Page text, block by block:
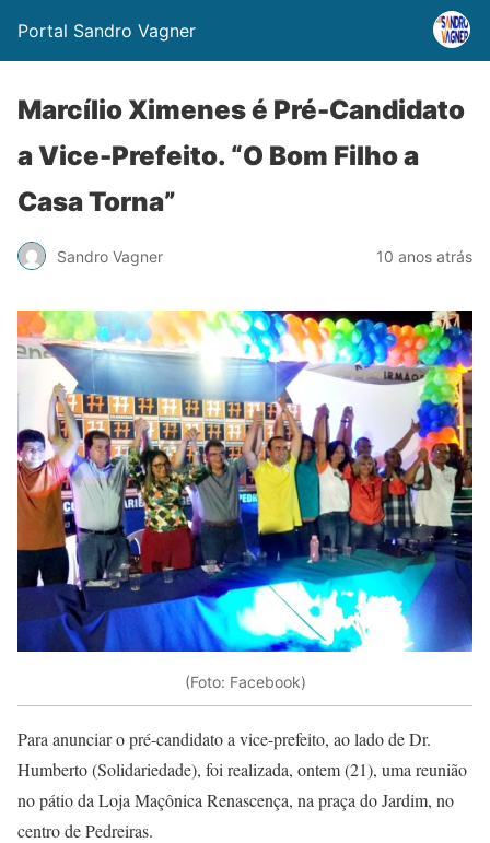
Portal Sandro Vagner
Marcílio Ximenes é Pré-Candidato
a Vice-Prefeito. “O Bom Filho a
Casa Torna”
Sandro Vagner 10 anos atrás
(Foto: Facebook)
Para anunciar o pré-candidato a vice-prefeito, ao lado de Dr.
Humberto (Solidariedade), foi realizada, ontem (21), uma reunião
no pátio da Loja Maçônica Renascença, na praça do Jardim, no
centro de Pedreiras.